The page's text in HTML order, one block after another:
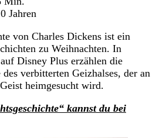
Jahren
von Charles Dickens ist ein
zu Weihnachten. In
Disney Plus erzählen die
verbitterten Geizhalses, der an
heimgesucht wird.
kannst du bei